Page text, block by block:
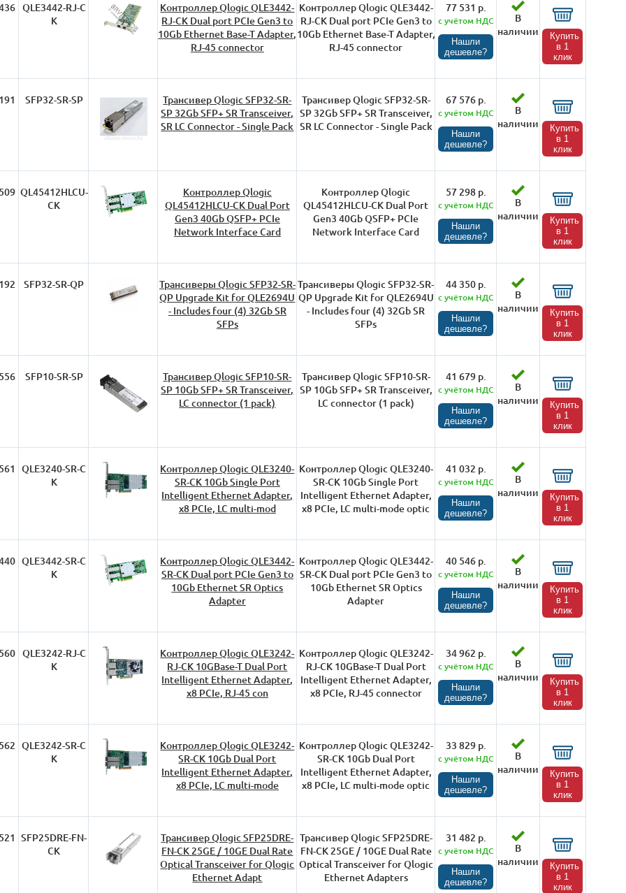
QLE3442-RJ-C
K
Контроллер Qlogic QLE3442-
RJ-CK Dual port PCIe Gen3 to
10Gb Ethernet Base-T Adapter,
RJ-45 connector
Контроллер Qlogic QLE3442-
RJ-CK Dual port PCIe Gen3 to
10Gb Ethernet Base-T Adapter,
RJ-45 connector
77 531 р.
с учётом НДС
Нашли
дешевле?
В
наличии
Купить
в 1
клик
SFP32-SR-SP
Трансивер Qlogic SFP32-SR-
SP 32Gb SFP+ SR Transceiver,
SR LC Connector - Single Pack
Трансивер Qlogic SFP32-SR-
SP 32Gb SFP+ SR Transceiver,
SR LC Connector - Single Pack
67 576 р.
с учётом НДС
Нашли
дешевле?
В
наличии
Купить
в 1
клик
QL45412HLCU-
CK
Контроллер Qlogic
QL45412HLCU-CK Dual Port
Gen3 40Gb QSFP+ PCIe
Network Interface Card
Контроллер Qlogic
QL45412HLCU-CK Dual Port
Gen3 40Gb QSFP+ PCIe
Network Interface Card
57 298 р.
с учётом НДС
Нашли
дешевле?
В
наличии
Купить
в 1
клик
SFP32-SR-QP
Трансиверы Qlogic SFP32-SR-
QP Upgrade Kit for QLE2694U
- Includes four (4) 32Gb SR
SFPs
Трансиверы Qlogic SFP32-SR-
QP Upgrade Kit for QLE2694U
- Includes four (4) 32Gb SR
SFPs
44 350 р.
с учётом НДС
Нашли
дешевле?
В
наличии
Купить
в 1
клик
SFP10-SR-SP
Трансивер Qlogic SFP10-SR-
SP 10Gb SFP+ SR Transceiver,
LC connector (1 pack)
Трансивер Qlogic SFP10-SR-
SP 10Gb SFP+ SR Transceiver,
LC connector (1 pack)
41 679 р.
с учётом НДС
Нашли
дешевле?
В
наличии
Купить
в 1
клик
QLE3240-SR-C
K
Контроллер Qlogic QLE3240-
SR-CK 10Gb Single Port
Intelligent Ethernet Adapter,
x8 PCIe, LC multi-mod
Контроллер Qlogic QLE3240-
SR-CK 10Gb Single Port
Intelligent Ethernet Adapter,
x8 PCIe, LC multi-mode optic
41 032 р.
с учётом НДС
Нашли
дешевле?
В
наличии
Купить
в 1
клик
QLE3442-SR-C
K
Контроллер Qlogic QLE3442-
SR-CK Dual port PCIe Gen3 to
10Gb Ethernet SR Optics
Adapter
Контроллер Qlogic QLE3442-
SR-CK Dual port PCIe Gen3 to
10Gb Ethernet SR Optics
Adapter
40 546 р.
с учётом НДС
Нашли
дешевле?
В
наличии
Купить
в 1
клик
QLE3242-RJ-C
K
Контроллер Qlogic QLE3242-
RJ-CK 10GBase-T Dual Port
Intelligent Ethernet Adapter,
x8 PCIe, RJ-45 con
Контроллер Qlogic QLE3242-
RJ-CK 10GBase-T Dual Port
Intelligent Ethernet Adapter,
x8 PCIe, RJ-45 connector
34 962 р.
с учётом НДС
Нашли
дешевле?
В
наличии
Купить
в 1
клик
QLE3242-SR-C
K
Контроллер Qlogic QLE3242-
SR-CK 10Gb Dual Port
Intelligent Ethernet Adapter,
x8 PCIe, LC multi-mode
Контроллер Qlogic QLE3242-
SR-CK 10Gb Dual Port
Intelligent Ethernet Adapter,
x8 PCIe, LC multi-mode optic
33 829 р.
с учётом НДС
Нашли
дешевле?
В
наличии
Купить
в 1
клик
SFP25DRE-FN-
CK
Трансивер Qlogic SFP25DRE-
FN-CK 25GE / 10GE Dual Rate
Optical Transceiver for Qlogic
Ethernet Adapt
Трансивер Qlogic SFP25DRE-
FN-CK 25GE / 10GE Dual Rate
Optical Transceiver for Qlogic
Ethernet Adapters
31 482 р.
с учётом НДС
Нашли
дешевле?
В
наличии
Купить
в 1
клик